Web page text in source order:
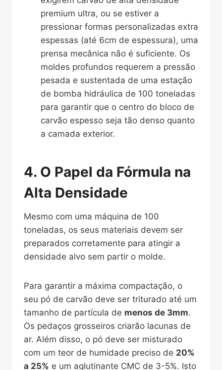
premium ultra, ou se estiver a
pressionar formas personalizadas extra
espessas (até 6cm de espessura), uma
prensa mecânica não é suficiente. Os
moldes profundos requerem a pressão
pesada e sustentada de uma estação
de bomba hidráulica de 100 toneladas
para garantir que o centro do bloco de
carvão espesso seja tão denso quanto
a camada exterior.
4. O Papel da Fórmula na
Alta Densidade
Mesmo com uma máquina de 100
toneladas, os seus materiais devem ser
preparados corretamente para atingir a
densidade alvo sem partir o molde.
Para garantir a máxima compactação, o
seu pó de carvão deve ser triturado até um
tamanho de partícula de menos de 3mm.
Os pedaços grosseiros criarão lacunas de
ar. Além disso, o pó deve ser misturado
com um teor de humidade preciso de 20%
a 25% e um aglutinante CMC de 3-5%. Isto